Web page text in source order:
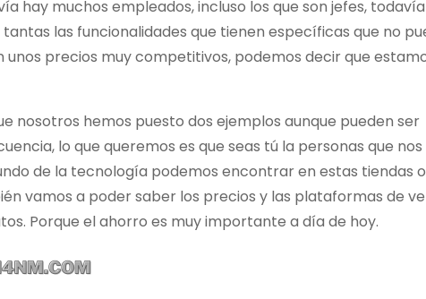
hay muchos empleados, incluso los que son jefes, todavía
las funcionalidades que tienen específicas que no
unos precios muy competitivos, podemos decir que
nosotros hemos puesto dos ejemplos aunque pueden ser
lo que queremos es que seas tú la personas que nos
de la tecnología podemos encontrar en estas tiendas
vamos a poder saber los precios y las plataformas de
Porque el ahorro es muy importante a día de hoy.